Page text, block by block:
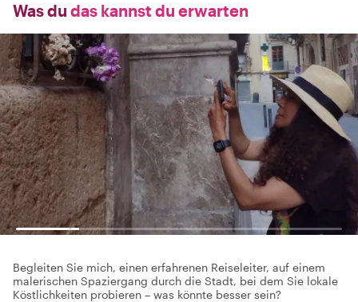
Was du das kannst du erwarten
Begleiten Sie mich, einen erfahrenen Reiseleiter, auf einem
malerischen Spaziergang durch die Stadt, bei dem Sie lokale
Köstlichkeiten probieren – was könnte besser sein?